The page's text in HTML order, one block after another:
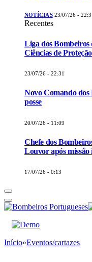
NOTÍCIAS 23/07/26 -
Recentes
Liga dos Bombeiros
Ciências de
23/07/26 - 22:31
Novo Comando
posse
20/07/26 - 11:09
Chefe dos
Louvor após
17/07/26 - 0:13
Início»Eventos/cartazes